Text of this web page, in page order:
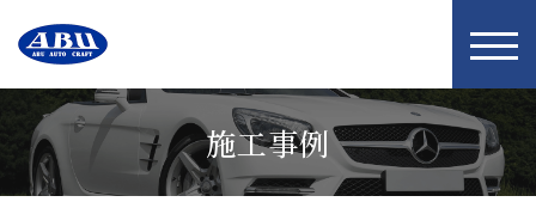
t
o
g
l
e
n
a
施工事例